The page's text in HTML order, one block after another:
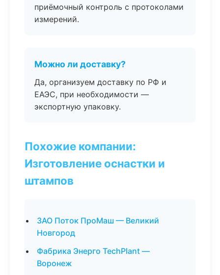
приёмочный контроль с протоколами
измерений.
Можно ли доставку?
Да, организуем доставку по РФ и
ЕАЭС, при необходимости —
экспортную упаковку.
Похожие компании:
Изготовление оснастки и
штампов
ЗАО Поток ПроМаш — Великий
Новгород
Фабрика Энерго TechPlant —
Воронеж